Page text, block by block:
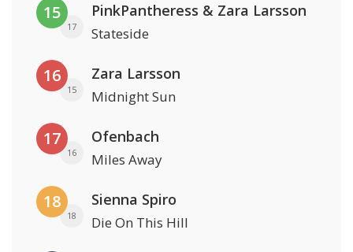
15
17
PinkPantheress & Zara Larsson
Stateside
16
15
Zara Larsson
Midnight Sun
17
16
Ofenbach
Miles Away
18
18
Sienna Spiro
Die On This Hill